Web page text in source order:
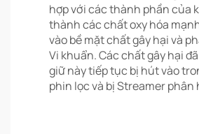
hợp với các thành phần của
thành các chất oxy hóa
vào bề mặt chất gây hại và
Vi khuẩn. Các chất gây hại
giữ này tiếp tục bị hút vào
phin lọc và bị Streamer phân